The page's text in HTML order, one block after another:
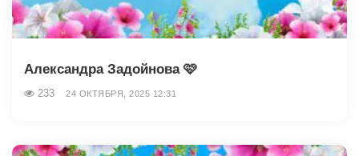
Александра Задойнова 🩷
233 24 ОКТЯБРЯ, 2025 12:31